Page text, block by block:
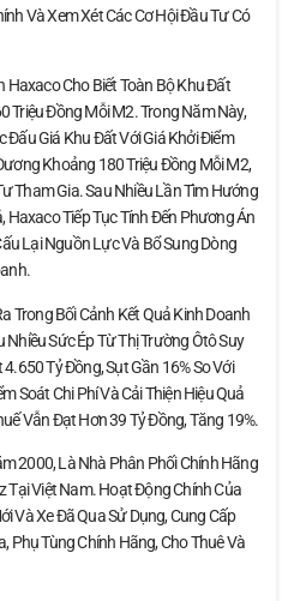
Và Xem Xét Các Cơ Hội Đầu Tư Có
Haxaco Cho Biết Toàn Bộ Khu Đất
Triệu Đồng Mỗi M2. Trong Năm Này,
Đấu Giá Khu Đất Với Giá Khởi Điểm
Khoảng 180 Triệu Đồng Mỗi M2,
Tham Gia. Sau Nhiều Lần Tìm Hướng
Haxaco Tiếp Tục Tính Đến Phương Án
Lại Nguồn Lực Và Bổ Sung Dòng
Trong Bối Cảnh Kết Quả Kinh Doanh
Sức Ép Từ Thị Trường Ôtô Suy
Tỷ Đồng, Sụt Gần 16% So Với
Soát Chi Phí Và Cải Thiện Hiệu Quả
Vẫn Đạt Hơn 39 Tỷ Đồng, Tăng 19%.
2000, Là Nhà Phân Phối Chính Hãng
Tại Việt Nam. Hoạt Động Chính Của
Và Xe Đã Qua Sử Dụng, Cung Cấp
Phụ Tùng Chính Hãng, Cho Thuê Và